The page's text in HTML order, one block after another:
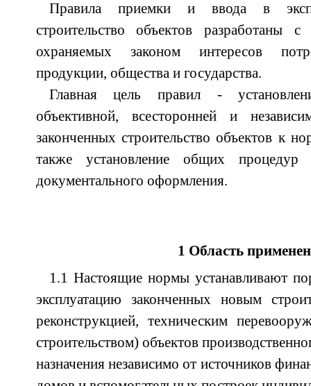
Правила приемки и ввода в
строительство объектов
охраняемых законом интересов
продукции, общества и государства.
Главная цель правил -
объективной, всесторонней и
законченных строительство объектов к
также установление общих
документального оформления.
1 Область
1.1 Настоящие нормы устанавливают
эксплуатацию законченных новым
реконструкцией, техническим
строительством) объектов
назначения независимо от источников